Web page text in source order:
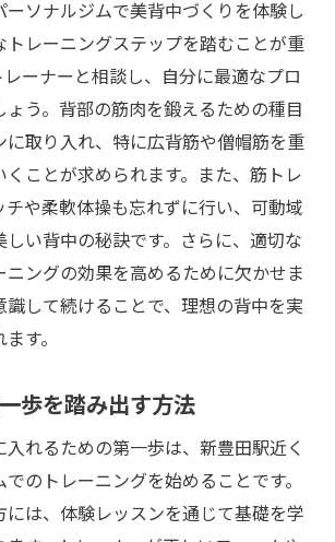
ソナルジムで美背中づくりを体験し
トレーニングステップを踏むことが重
ーナーと相談し、自分に最適なプロ
う。背部の筋肉を鍛えるための種目
に取り入れ、特に広背筋や僧帽筋を重
ことが求められます。また、筋トレ
チや柔軟体操も忘れずに行い、可動域
しい背中の秘訣です。さらに、適切な
ングの効果を高めるために欠かせま
して続けることで、理想の背中を実
す。
歩を踏み出す方法
れるための第一歩は、新豊田駅近く
のトレーニングを始めることです。
は、体験レッスンを通じて基礎を学